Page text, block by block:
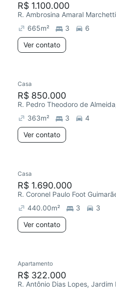
R$ 1.100.000
665m² 3
6
Ver contato
Casa
R$ 850.000
363m² 3
4
Ver contato
Casa
R$ 1.690.000
440.00m² 3
3
Ver contato
Apartamento
R$ 322.000
R. Antônio Dias Lopes, Jardim